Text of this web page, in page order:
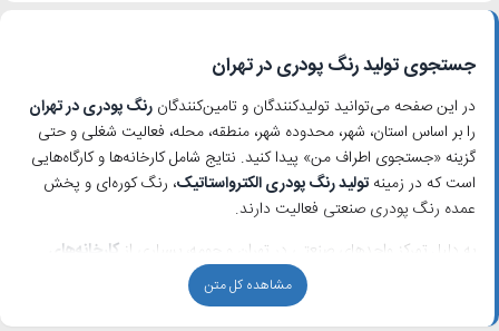
جستجوی تولید رنگ پودری در تهران
در این صفحه می‌توانید تولیدکنندگان و تامین‌کنندگانرنگ پودری در تهران
را بر اساس استان، شهر، محدوده شهر، منطقه، محله، فعالیت شغلی و حتی
گزینه «جستجوی اطراف من» پیدا کنید. نتایج شامل کارخانه‌ها و کارگاه‌هایی
است که در زمینهتولید رنگ پودری الکترواستاتیک، رنگ کوره‌ای و پخش
عمده رنگ پودری صنعتی فعالیت دارند.
به دلیل تمرکز واحدهای صنعتی در تهران و حومه، بسیاری ازکارخانه‌های
در شهرک‌های صنعتی مانند چهاردانگه، جاده قدیم کرج،
مناطق صنعتی شمس‌آباد و محدوده‌هایی نظیر خیابان شریعتی و جاده
مشاهده کل متن